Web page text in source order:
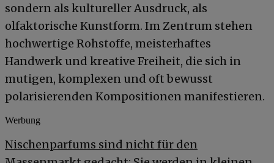
sondern als kultureller Ausdruck, als
olfaktorische Kunstform. Im Zentrum stehen
hochwertige Rohstoffe, meisterhaftes
Handwerk und kreative Freiheit, die sich in
mutigen, komplexen und oft bewusst
polarisierenden Kompositionen manifestieren.
Werbung
Nischenparfums sind nicht für den